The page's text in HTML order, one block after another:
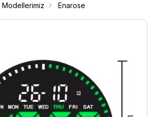
Modellerimiz Enarose